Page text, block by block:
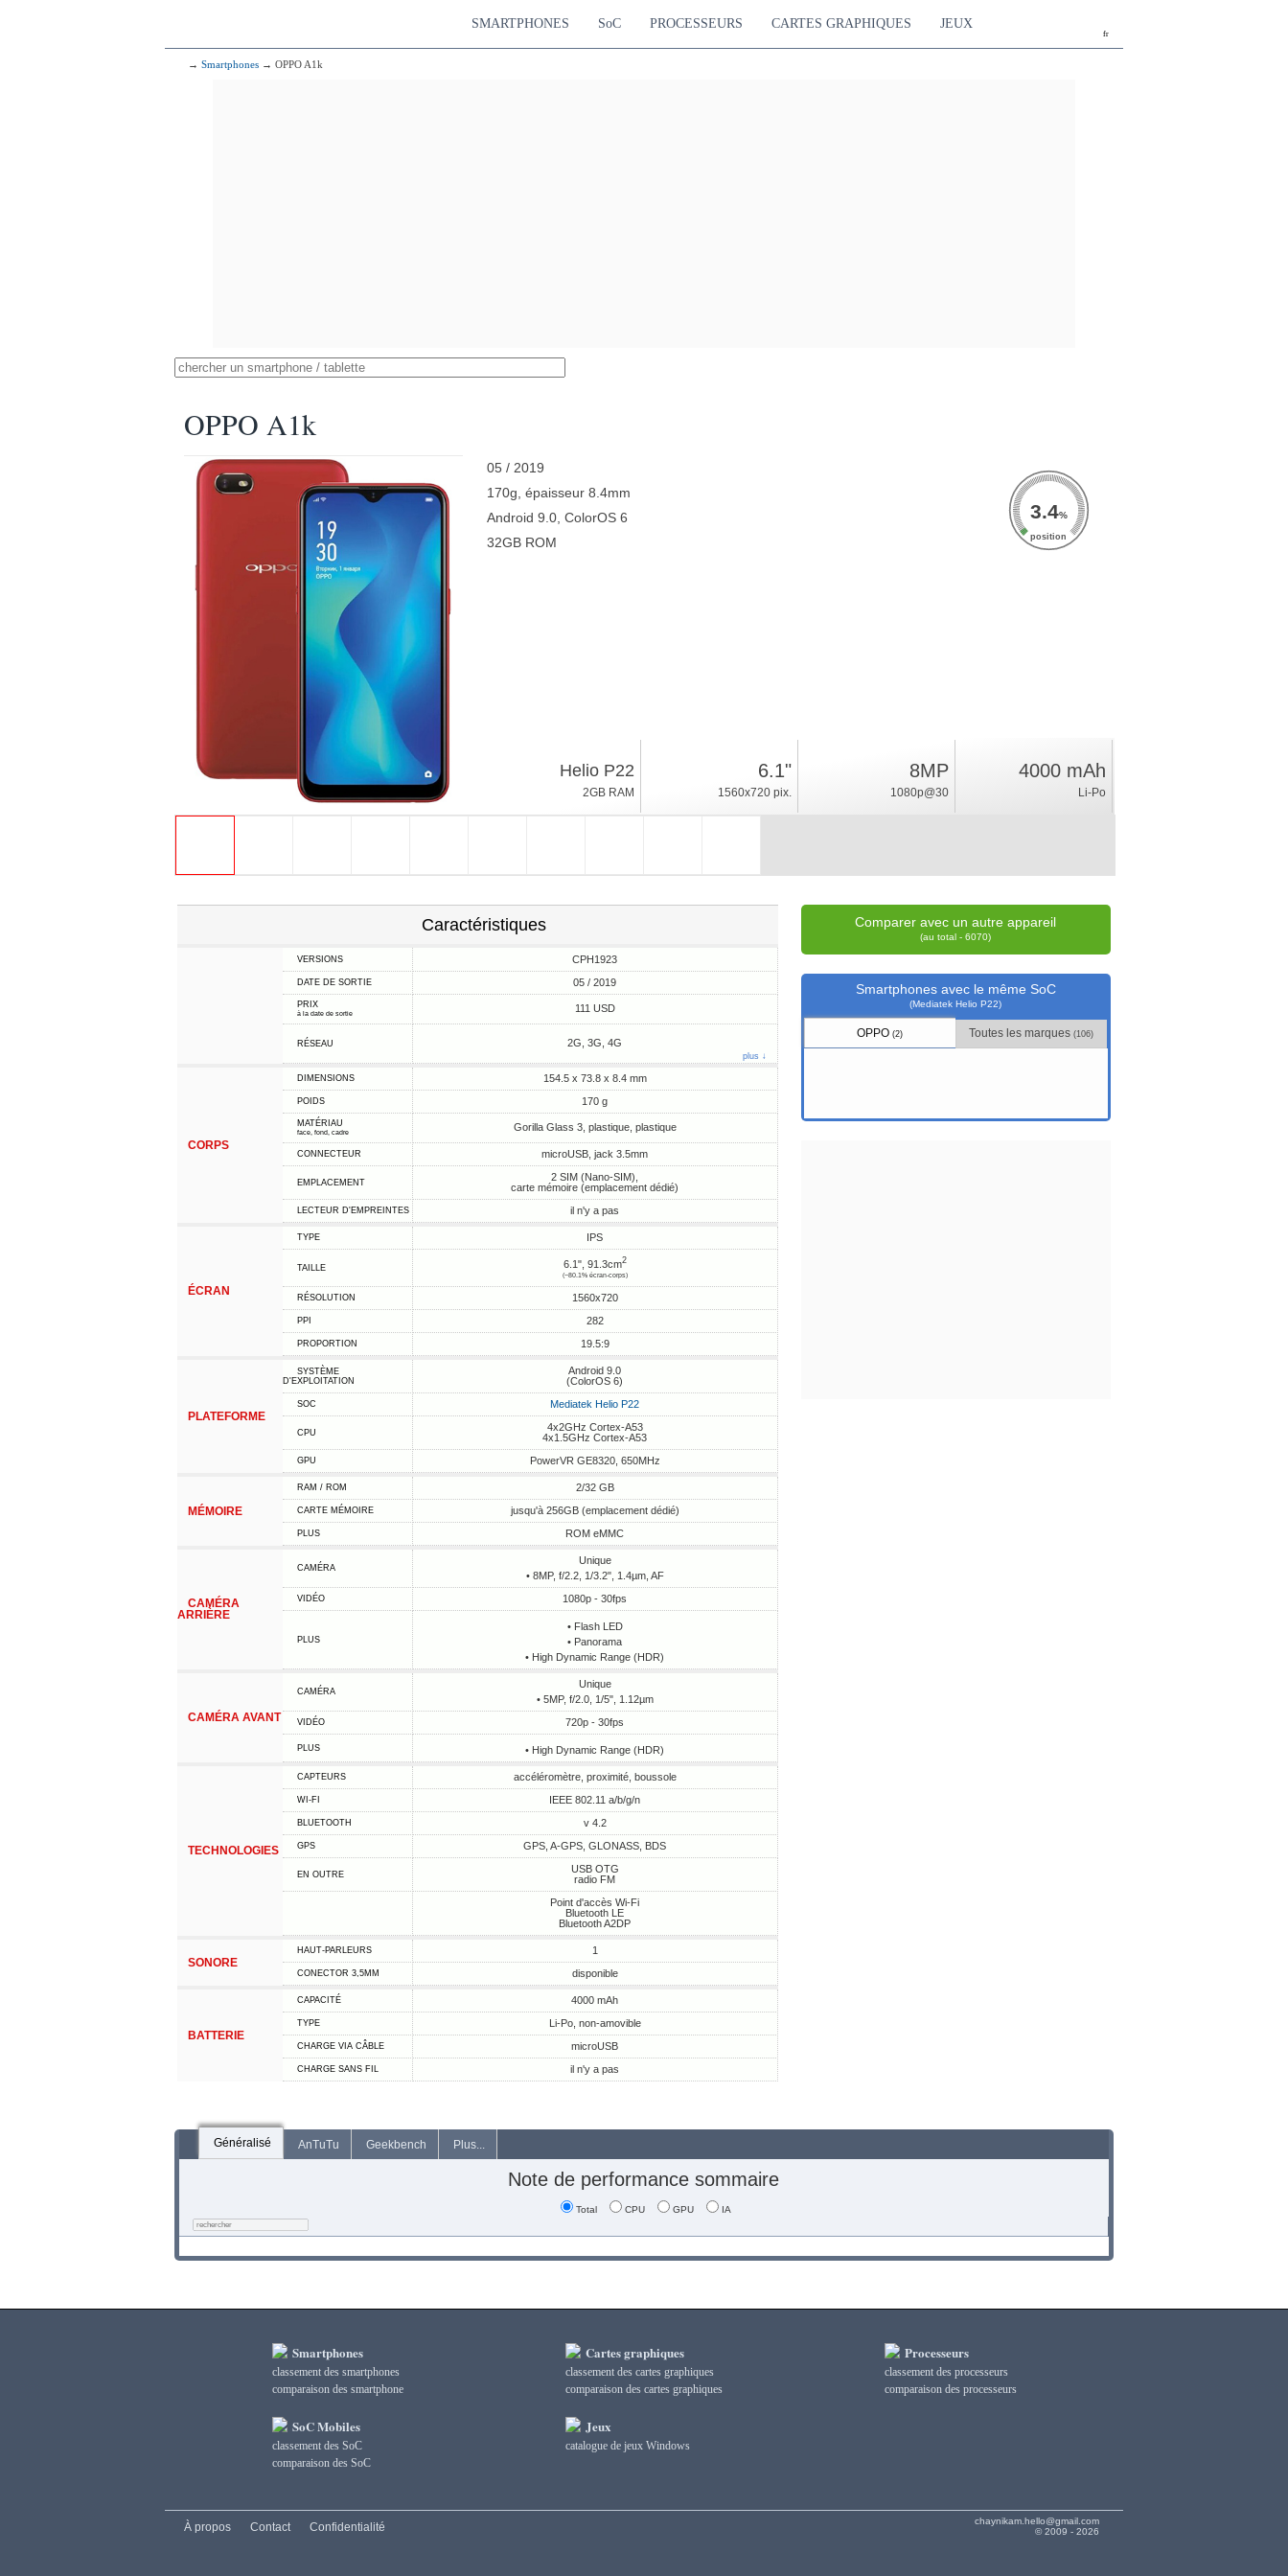
fr
SMARTPHONES SoC PROCESSEURS CARTES GRAPHIQUES JEUX
→ Smartphones → OPPO A1k
OPPO A1k
05 / 2019
170g, épaisseur 8.4mm
Android 9.0, ColorOS 6
32GB ROM
3.4%
position
Helio P22
2GB RAM
6.1"
1560x720 pix.
8MP
1080p@30
4000 mAh
Li-Po
Caractéristiques
VERSIONS CPH1923
DATE DE SORTIE 05 / 2019
PRIX
à la date de sortie 111 USD
RÉSEAU 2G, 3G, 4G
plus ↓
CORPS
DIMENSIONS 154.5 x 73.8 x 8.4 mm
POIDS 170 g
MATÉRIAU
face, fond, cadre Gorilla Glass 3, plastique, plastique
CONNECTEUR microUSB, jack 3.5mm
EMPLACEMENT
2 SIM (Nano-SIM),
carte mémoire (emplacement dédié)
LECTEUR D'EMPREINTES il n'y a pas
ÉCRAN
TYPE IPS
TAILLE 6.1", 91.3cm2
(~80.1% écran-corps)
RÉSOLUTION 1560x720
PPI 282
PROPORTION 19.5:9
PLATEFORME
SYSTÈME
D'EXPLOITATION
Android 9.0
(ColorOS 6)
SOC Mediatek Helio P22
CPU
4x2GHz Cortex-A53
4x1.5GHz Cortex-A53
GPU PowerVR GE8320, 650MHz
MÉMOIRE
RAM / ROM 2/32 GB
CARTE MÉMOIRE jusqu'à 256GB (emplacement dédié)
PLUS ROM eMMC
CAMÉRA
ARRIÈRE
CAMÉRA
Unique
• 8MP, f/2.2, 1/3.2", 1.4µm, AF
VIDÉO 1080p - 30fps
PLUS
• Flash LED
• Panorama
• High Dynamic Range (HDR)
CAMÉRA AVANT
CAMÉRA
Unique
• 5MP, f/2.0, 1/5", 1.12µm
VIDÉO 720p - 30fps
PLUS • High Dynamic Range (HDR)
TECHNOLOGIES
CAPTEURS accéléromètre, proximité, boussole
WI-FI IEEE 802.11 a/b/g/n
BLUETOOTH v 4.2
GPS GPS, A-GPS, GLONASS, BDS
EN OUTRE
USB OTG
radio FM
Point d'accès Wi-Fi
Bluetooth LE
Bluetooth A2DP
SONORE
HAUT-PARLEURS 1
CONECTOR 3,5MM disponible
BATTERIE
CAPACITÉ 4000 mAh
TYPE Li-Po, non-amovible
CHARGE VIA CÂBLE microUSB
CHARGE SANS FIL il n'y a pas
Comparer avec un autre appareil
(au total - 6070)
Smartphones avec le même SoC
(Mediatek Helio P22)
OPPO(2) Toutes les marques(106)
Généralisé AnTuTu Geekbench Plus...
Note de performance sommaire
Total CPU GPU IA
Smartphones
classement des smartphones
сomparaison des smartphone
SoC Mobiles
classement des SoC
сomparaison des SoC
Cartes graphiques
classement des cartes graphiques
сomparaison des cartes graphiques
Jeux
catalogue de jeux Windows
Processeurs
classement des processeurs
сomparaison des processeurs
chaynikam.hello@gmail.com
© 2009 - 2026
À propos Contact Confidentialité